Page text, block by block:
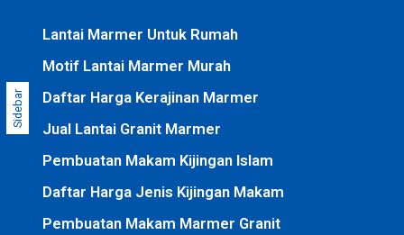
Sidebar
Lantai Marmer Untuk Rumah
Motif Lantai Marmer Murah
Daftar Harga Kerajinan Marmer
Jual Lantai Granit Marmer
Pembuatan Makam Kijingan Islam
Daftar Harga Jenis Kijingan Makam
Pembuatan Makam Marmer Granit